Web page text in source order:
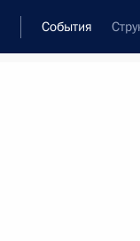
События